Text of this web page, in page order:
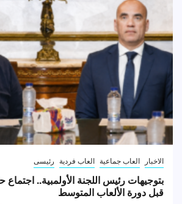
الاخبار العاب جماعية العاب فردية رئيسى
بتوجيهات رئيس اللجنة الأولمبية..
قبل دورة الألعاب المتوسط